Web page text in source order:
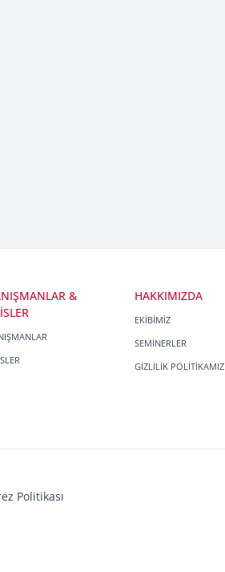
&
HAKKIMIZDA
EKİBİMİZ
SEMİNERLER
GİZLİLİK POLİTİKAMIZ
Politikası